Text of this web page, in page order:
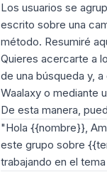
Los usuarios se
escrito sobre una
método. Resumiré
Quieres acercarte a
de una búsqueda y,
Waalaxy o mediante
De esta manera,
"Hola {{nombre}},
este grupo sobre
trabajando en el